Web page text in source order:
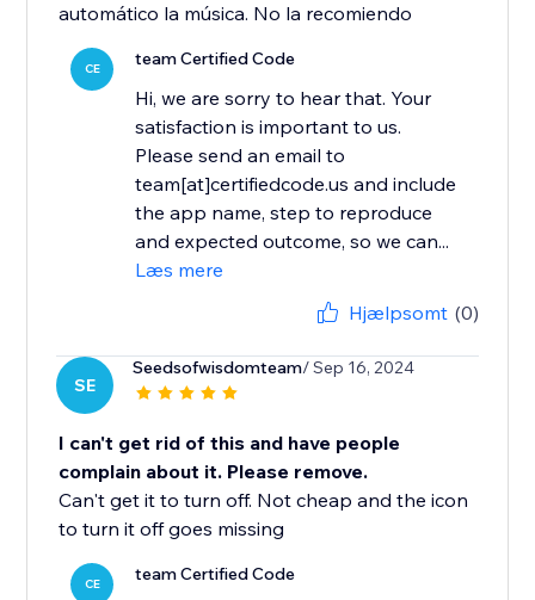
automático la música. No la recomiendo
CE team Certified Code
Hi, we are sorry to hear that. Your
satisfaction is important to us.
Please send an email to
team[at]certifiedcode.us and include
the app name, step to reproduce
and expected outcome, so we can...
Læs mere
Hjælpsomt (0)
SE
Seedsofwisdomteam/ Sep 16, 2024
I can't get rid of this and have people
complain about it. Please remove.
Can't get it to turn off. Not cheap and the icon
to turn it off goes missing
CE team Certified Code